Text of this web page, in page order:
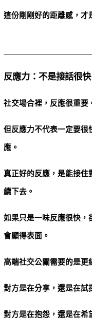
這份剛剛好的距離感，才
反應力：不是接話很
社交場合裡，反應很重要
但反應力不代表一定要很
應。
真正好的反應，是能接住
續下去。
如果只是一味反應很快，
會顯得表面。
高端社交公關需要的是更
對方是在分享，還是在試
對方是在抱怨，還是在希